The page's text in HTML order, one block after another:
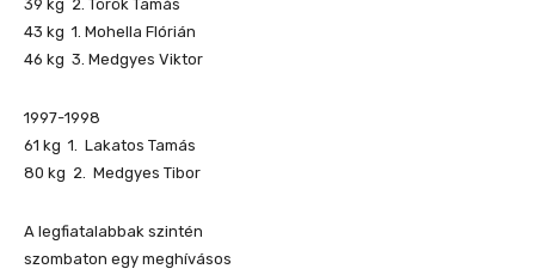
39 kg 2. Török Tamás
43 kg 1. Mohella Flórián
46 kg 3. Medgyes Viktor
1997-1998
61 kg 1. Lakatos Tamás
80 kg 2. Medgyes Tibor
A legfiatalabbak szintén
szombaton egy meghívásos